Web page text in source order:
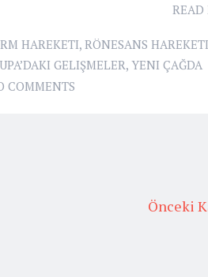
READ
HAREKETI, RÖNESANS HAREKETI
GELIŞMELER, YENI ÇAĞDA
COMMENTS
Önceki